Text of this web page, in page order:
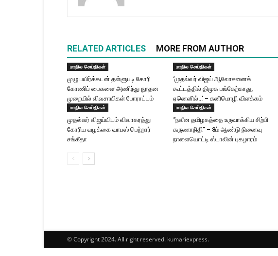
RELATED ARTICLES MORE FROM AUTHOR
மாநில செய்திகள்
முழு பயிர்க்கடன் தள்ளுபடி கோரி
கோணிப் பைகளை அணிந்து நூதன
முறையில் விவசாயிகள் போராட்டம்
மாநில செய்திகள்
‘முதல்வர் விஜய் ஆலோசனைக்
கூட்டத்தில் திமுக பங்கேற்காது,
ஏனெனில்…’ – கனிமொழி விளக்கம்
மாநில செய்திகள்
முதல்வர் விஜய்யிடம் விவாகரத்து
கோரிய வழக்கை வாபஸ் பெற்றார்
சங்கீதா
மாநில செய்திகள்
“நவீன தமிழகத்தை உருவாக்கிய சிற்பி
கருணாநிதி” – 8ம் ஆண்டு நினைவு
நாளையொட்டி ஸ்டாலின் புகழாரம்
© Copyright 2024. All right reserved. kumariexpress.